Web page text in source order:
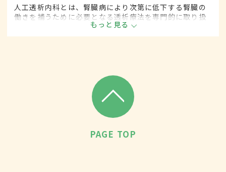
人工透析内科とは、腎臓病により次第に低下する腎臓の
働きを補うために必要となる透析療法を専門的に取り扱
もっと見る
PAGE TOP